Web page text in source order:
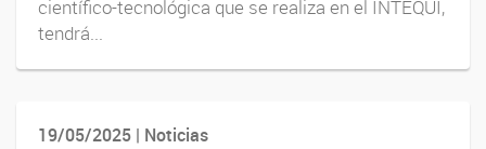
científico-tecnológica que se realiza en el INTEQUI,
tendrá...
19/05/2025 | Noticias